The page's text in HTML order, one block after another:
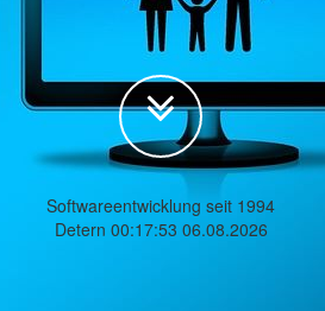
Softwareentwicklung seit 1994
Detern 00:17:53 06.08.2026